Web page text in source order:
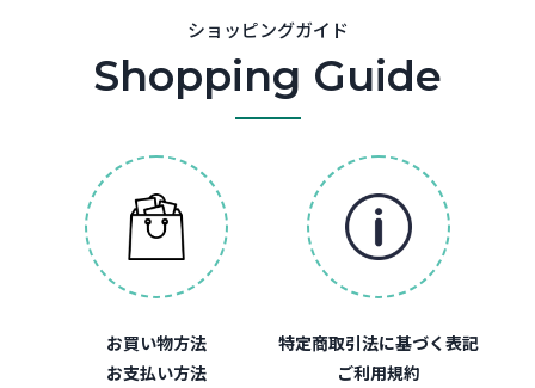
ショッピングガイド
Shopping Guide
お買い物方法
お支払い方法
特定商取引法に基づく表記
ご利用規約